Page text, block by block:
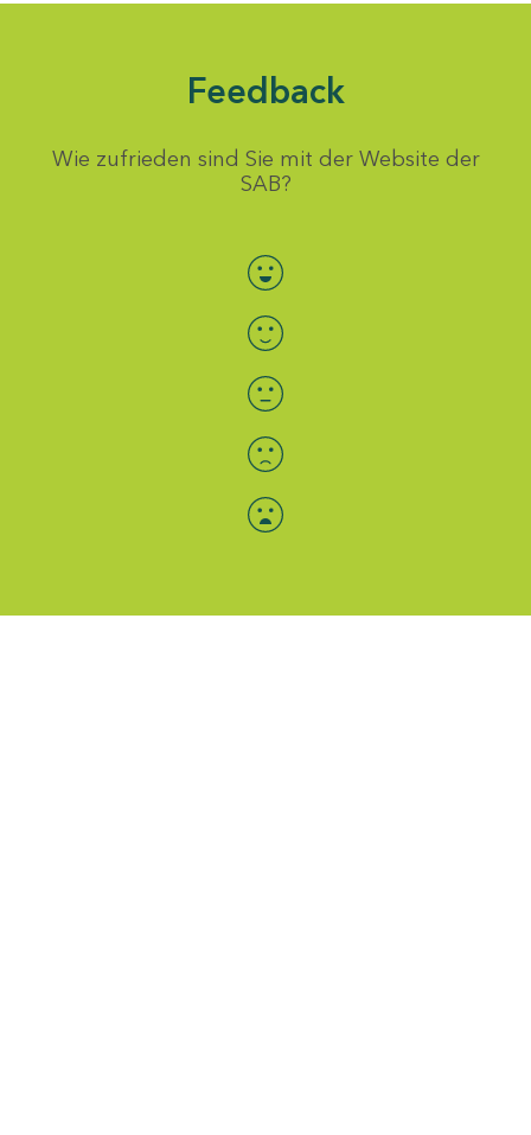
Feedback
Wie zufrieden sind Sie mit der Website der
SAB?
Bewertung auswählen